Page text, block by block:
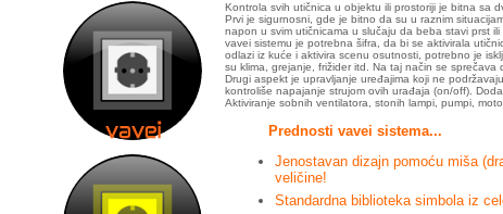
Kontrola svih utičnica u objektu ili prostoriji je bitna sa
Prvi je sigurnosni, gde je bitno da su u raznim
napon u svim utičnicama u slučaju da beba stavi prst
vavei sistemu je potrebna šifra, da bi se aktivirala
odlazi iz kuće i aktivira scenu osutnosti, potrebno je
su klima, grejanje, frižider itd. Na taj način se
Drugi aspekt je upravljanje uređajima koji ne
kontroliše napajanje strujom ovih urađaja (on/off).
Aktiviranje sobnih ventilatora, stonih lampi, pumpi,
Prednosti vavei sistema...
Jenostavan dizajn pomoću miša
veličine!
Standardna biblioteka simbola iz